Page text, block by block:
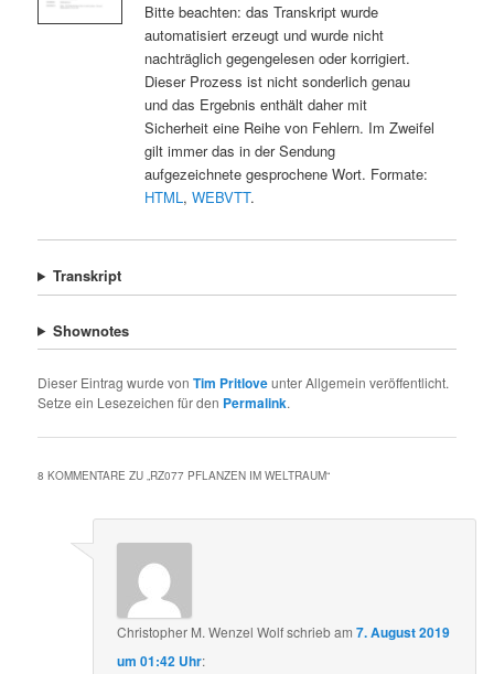
Bitte beachten: das Transkript wurde
automatisiert erzeugt und wurde nicht
nachträglich gegengelesen oder korrigiert.
Dieser Prozess ist nicht sonderlich genau
und das Ergebnis enthält daher mit
Sicherheit eine Reihe von Fehlern. Im Zweifel
gilt immer das in der Sendung
aufgezeichnete gesprochene Wort. Formate:
HTML, WEBVTT.
Transkript
Shownotes
Dieser Eintrag wurde vonTim Pritloveunter Allgemein veröffentlicht.
Setze ein Lesezeichen für den Permalink.
8 KOMMENTARE ZU „ RZ077 PFLANZEN IM WELTRAUM“
Christopher M. Wenzel Wolfschriebam7. August 2019
um 01:42 Uhr: